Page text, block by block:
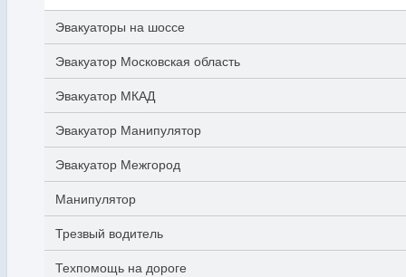
Эвакуаторы на шоссе
Эвакуатор Московская область
Эвакуатор МКАД
Эвакуатор Манипулятор
Эвакуатор Межгород
Манипулятор
Трезвый водитель
Техпомощь на дороге